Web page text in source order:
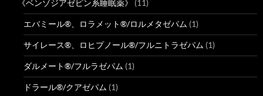
《ベンゾジアゼピン系睡眠薬》 (11)
エバミール®、ロラメット®/ロルメタゼパム (1)
サイレース®、ロヒプノール®/フルニトラゼパム (1)
ダルメート®/フルラゼパム (1)
ドラール®/クアゼパム (1)